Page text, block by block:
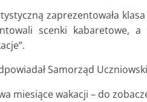
zaprezentowała
scenki kabaretowe,
Samorząd
miesiące wakacji – do